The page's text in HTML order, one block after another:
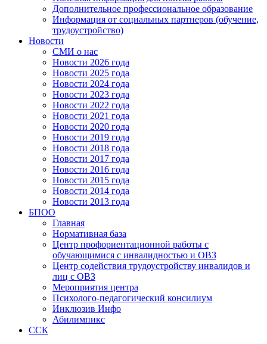
Дополнительное профессиональное образование
Информация от социальных партнеров (обучение,
трудоустройство)
Новости
СМИ о нас
Новости 2026 года
Новости 2025 года
Новости 2024 года
Новости 2023 года
Новости 2022 года
Новости 2021 года
Новости 2020 года
Новости 2019 года
Новости 2018 года
Новости 2017 года
Новости 2016 года
Новости 2015 года
Новости 2014 года
Новости 2013 года
БПОО
Главная
Нормативная база
Центр профориентационной работы с
обучающимися с инвалидностью и ОВЗ
Центр содействия трудоустройству инвалидов и
лиц с ОВЗ
Мероприятия центра
Психолого-педагогический консилиум
Инклюзив Инфо
Абилимпикс
ССК